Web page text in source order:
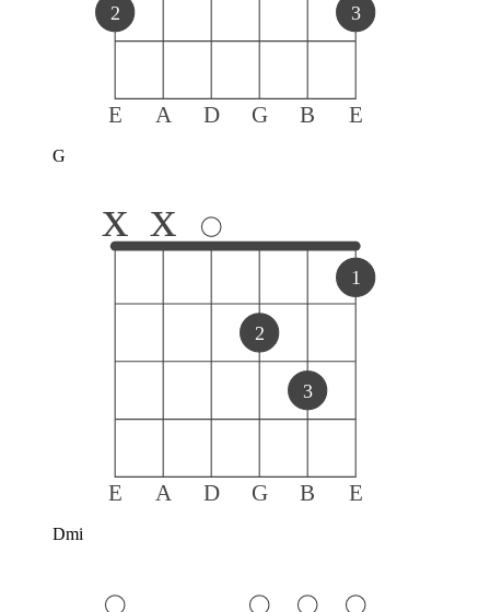
E A D G B E
2 3
G
E A D G B E
x x
2
3
1
Dmi